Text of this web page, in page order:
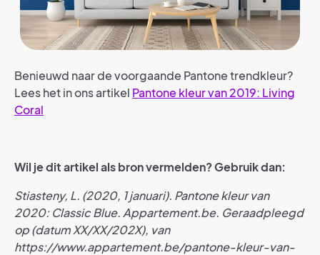
Benieuwd naar de voorgaande Pantone trendkleur?
Lees het in ons artikel Pantone kleur van 2019: Living
Coral
Wil je dit artikel als bron vermelden? Gebruik dan:
Stiasteny, L. (2020, 1 januari). Pantone kleur van
2020: Classic Blue. Appartement.be. Geraadpleegd
op (datum XX/XX/202X), van
https://www.appartement.be/pantone-kleur-van-